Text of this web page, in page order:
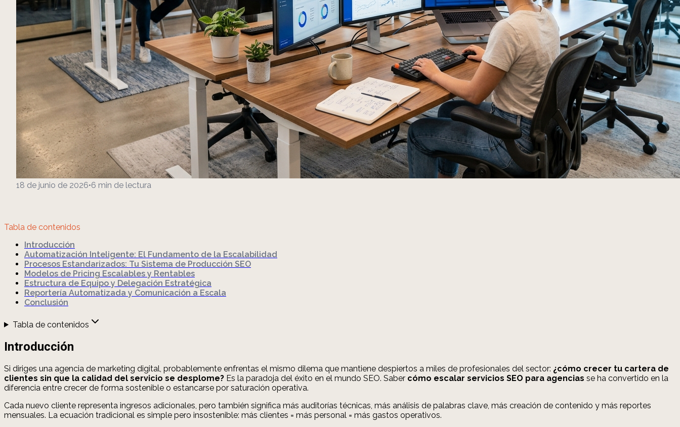
18 de junio de 2026•6 min de lectura
Tabla de contenidos
Introducción
Automatización Inteligente: El Fundamento de la Escalabilidad
Procesos Estandarizados: Tu Sistema de Producción SEO
Modelos de Pricing Escalables y Rentables
Estructura de Equipo y Delegación Estratégica
Reportería Automatizada y Comunicación a Escala
Conclusión
Tabla de contenidos
Introducción
Si diriges una agencia de marketing digital, probablemente enfrentas el mismo dilema que mantiene despiertos a miles de profesionales del sector: ¿cómo crecer tu cartera de
clientes sin que la calidad del servicio se desplome? Es la paradoja del éxito en el mundo SEO. Saber cómo escalar servicios SEO para agencias se ha convertido en la
diferencia entre crecer de forma sostenible o estancarse por saturación operativa.
Cada nuevo cliente representa ingresos adicionales, pero también significa más auditorías técnicas, más análisis de palabras clave, más creación de contenido y más reportes
mensuales. La ecuación tradicional es simple pero insostenible: más clientes = más personal = más gastos operativos.